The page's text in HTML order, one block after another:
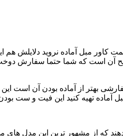
کاور مبل آماده نروید دلایلش هم
آن است که شما حتما سفارش
بهتر از آماده بودن آن است
مبل آماده تهیه کنید این فیت و
که از مشهور ترین این مدل های